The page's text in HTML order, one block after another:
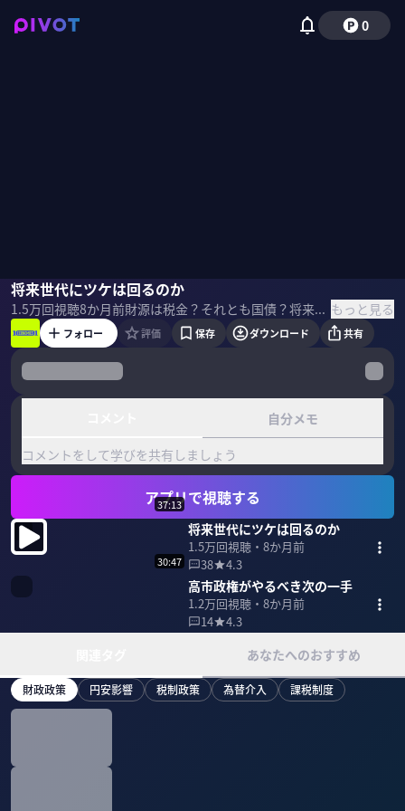
0
将来世代にツケは回るのか
1.5万回視聴8か月前 財源は税金？それとも国債？将来世代にツケは回るのか？知ってそうで知らない「財源」をテーマに、エコノミストの永濱利廣氏と上智大学経済学部准教授の中里透氏が徹底解説。 ＜ゲスト＞ 永濱利廣｜第一生命経済研究所 首席エコノミスト 早稲田大学卒業、東京大学大学院経済学研究科修士課程修了。第一生命保険入社後、日本経済研究センターを経て、2016 年より現職。衆議院調査局内閣調査室客員調査員、総務省「消費統計研究会」委員、景気循環学会常務理事、跡見学園女子大学非常勤講師。2015年、景気循環学会中原奨励賞を受賞。 中里透｜上智大学経済学部准教授 専門はマクロ経済学・財政運営。東京大学経済学部卒業後、内閣府経済社会総合研究所や参議院企画調整室などで客員研究員を経て上智大学経済学部で経済学を教える。 ＜目次＞ もっと見る
永濱利廣中里透野嶋紗己子
フォロー 評価 保存 ダウンロード 共有
自分メモ
コメントをして学びを共有しましょう
アプリで視聴する
37:13
将来世代にツケは回るのか
1.5万回視聴・ 8か月前
38
4.3
30:47
高市政権がやるべき次の一手
1.2万回視聴・ 8か月前
14
4.3
あなたへのおすすめ
財政政策 円安影響 税制政策 為替介入 課税制度